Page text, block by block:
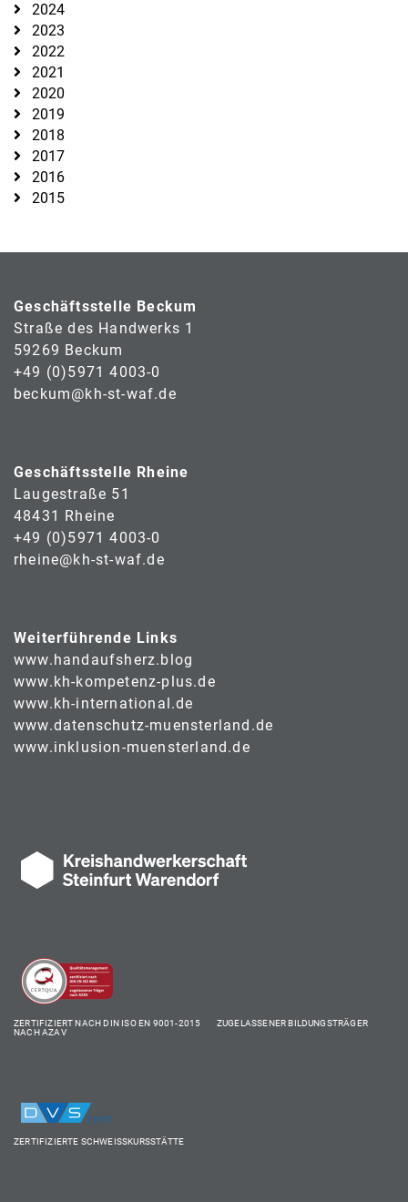
2024
2023
2022
2021
2020
2019
2018
2017
2016
2015
Geschäftsstelle Beckum
Straße des Handwerks 1
59269 Beckum
+49 (0)5971 4003-0
beckum@kh-st-waf.de
Geschäftsstelle Rheine
Laugestraße 51
48431 Rheine
+49 (0)5971 4003-0
rheine@kh-st-waf.de
Weiterführende Links
www.handaufsherz.blog
www.kh-kompetenz-plus.de
www.kh-international.de
www.datenschutz-muensterland.de
www.inklusion-muensterland.de
ZERTIFIZIERT NACH DIN ISO EN 9001-2015 ZUGELASSENER BILDUNGSTRÄGER
NACH AZAV
ZERTIFIZIERTE SCHWEISSKURSSTÄTTE